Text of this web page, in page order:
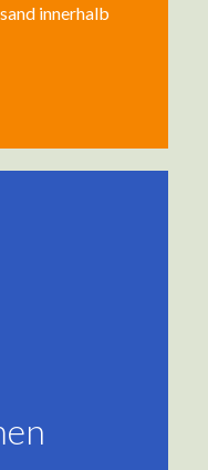
innerhalb